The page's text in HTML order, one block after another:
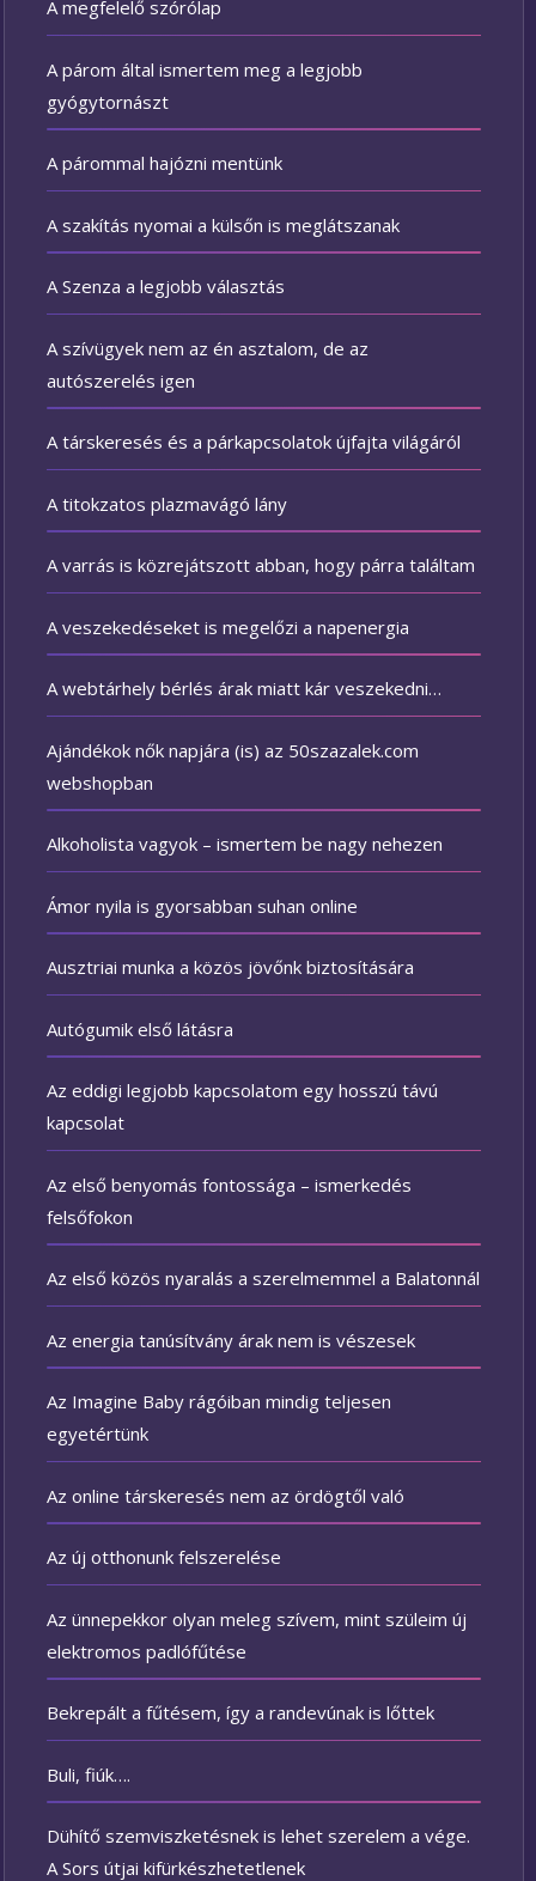
A megfelelő szórólap
A párom által ismertem meg a legjobb
gyógytornászt
A párommal hajózni mentünk
A szakítás nyomai a külsőn is meglátszanak
A Szenza a legjobb választás
A szívügyek nem az én asztalom, de az
autószerelés igen
A társkeresés és a párkapcsolatok újfajta világáról
A titokzatos plazmavágó lány
A varrás is közrejátszott abban, hogy párra találtam
A veszekedéseket is megelőzi a napenergia
A webtárhely bérlés árak miatt kár veszekedni…
Ajándékok nők napjára (is) az 50szazalek.com
webshopban
Alkoholista vagyok – ismertem be nagy nehezen
Ámor nyila is gyorsabban suhan online
Ausztriai munka a közös jövőnk biztosítására
Autógumik első látásra
Az eddigi legjobb kapcsolatom egy hosszú távú
kapcsolat
Az első benyomás fontossága – ismerkedés
felsőfokon
Az első közös nyaralás a szerelmemmel a Balatonnál
Az energia tanúsítvány árak nem is vészesek
Az Imagine Baby rágóiban mindig teljesen
egyetértünk
Az online társkeresés nem az ördögtől való
Az új otthonunk felszerelése
Az ünnepekkor olyan meleg szívem, mint szüleim új
elektromos padlófűtése
Bekrepált a fűtésem, így a randevúnak is lőttek
Buli, fiúk….
Dühítő szemviszketésnek is lehet szerelem a vége.
A Sors útjai kifürkészhetetlenek